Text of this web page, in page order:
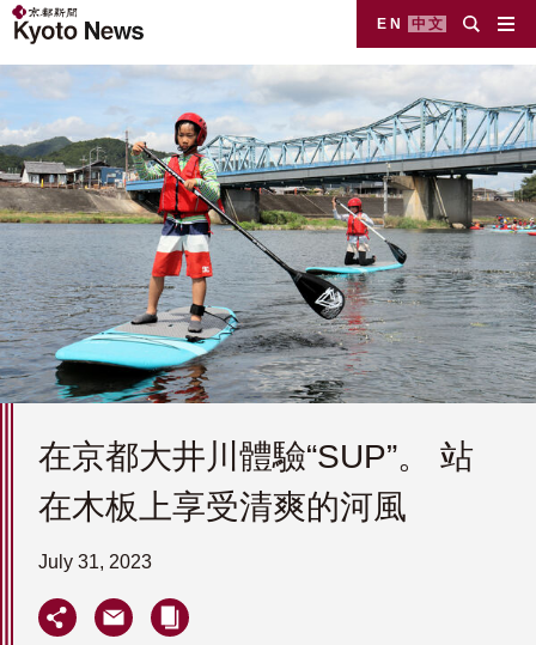
EN 中文
在京都大井川體驗“SUP”。 站
在木板上享受清爽的河風
July 31, 2023